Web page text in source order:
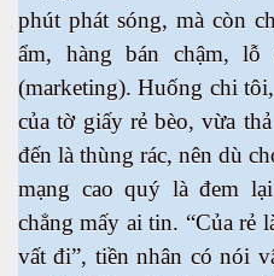
phút phát sóng, mà còn
ẩm, hàng bán chậm,
(marketing). Huống chi
của tờ giấy rẻ bèo, vừa
đến là thùng rác, nên dù
mạng cao quý là đem
chẳng mấy ai tin. “Của rẻ
vất đi”, tiền nhân có nói